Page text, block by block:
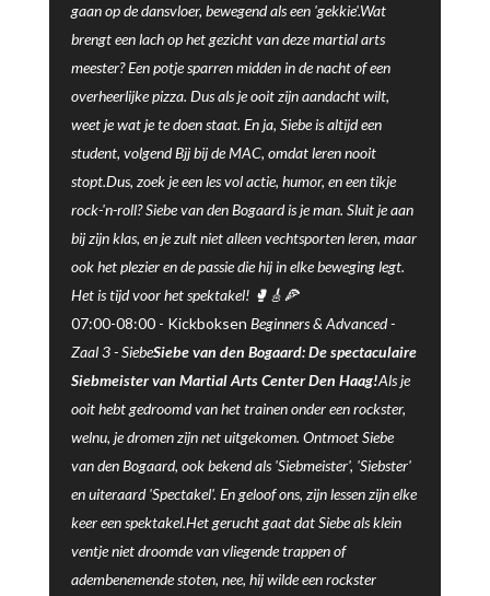
gaan op de dansvloer, bewegend als een 'gekkie'.Wat
brengt een lach op het gezicht van deze martial arts
meester? Een potje sparren midden in de nacht of een
overheerlijke pizza. Dus als je ooit zijn aandacht wilt,
weet je wat je te doen staat. En ja, Siebe is altijd een
student, volgend Bjj bij de MAC, omdat leren nooit
stopt.Dus, zoek je een les vol actie, humor, en een tikje
rock-'n-roll? Siebe van den Bogaard is je man. Sluit je aan
bij zijn klas, en je zult niet alleen vechtsporten leren, maar
ook het plezier en de passie die hij in elke beweging legt.
Het is tijd voor het spektakel! 🥊🎸🍕
07:00-08:00 - Kickboksen Beginners & Advanced -
Zaal 3-SiebeSiebe van den Bogaard: De spectaculaire
Siebmeister van Martial Arts Center Den Haag!Als je
ooit hebt gedroomd van het trainen onder een rockster,
welnu, je dromen zijn net uitgekomen. Ontmoet Siebe
van den Bogaard, ook bekend als 'Siebmeister', 'Siebster'
en uiteraard 'Spectakel'. En geloof ons, zijn lessen zijn elke
keer een spektakel.Het gerucht gaat dat Siebe als klein
ventje niet droomde van vliegende trappen of
adembenemende stoten, nee, hij wilde een rockster